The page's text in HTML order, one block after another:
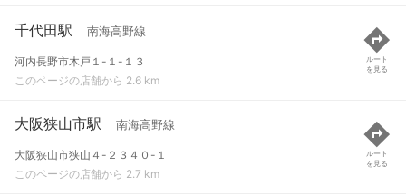
千代田駅 南海高野線
河内長野市木戸１-１-１３
このページの店舗から 2.6 km
ルート
を見る
大阪狭山市駅 南海高野線
大阪狭山市狭山４-２３４０-１
このページの店舗から 2.7 km
ルート
を見る